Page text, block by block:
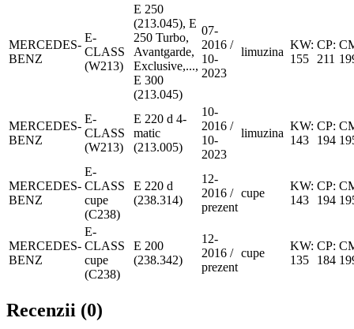
MERCEDES-
BENZ
E-
CLASS
(W213)
E 250
(213.045), E
250 Turbo,
Avantgarde,
Exclusive,...,
E 300
(213.045)
07-
2016 /
10-
2023
limuzina
KW:
155
CP:
211
MERCEDES-
BENZ
E-
CLASS
(W213)
E 220 d 4-
matic
(213.005)
10-
2016 /
10-
2023
limuzina
KW:
143
CP:
194
MERCEDES-
BENZ
E-
CLASS
cupe
(C238)
E 220 d
(238.314)
12-
2016 /
prezent
cupe
KW:
143
CP:
194
MERCEDES-
BENZ
E-
CLASS
cupe
(C238)
E 200
(238.342)
12-
2016 /
prezent
cupe
KW:
135
CP:
184
Recenzii (0)